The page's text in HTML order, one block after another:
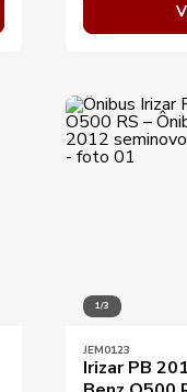
1/3
JEM0123
Irizar PB